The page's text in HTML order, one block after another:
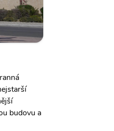
budovu a